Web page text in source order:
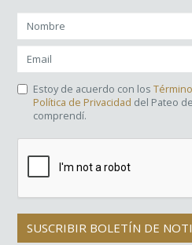
Estoy de acuerdo con los
Política de Privacidad del Pateo
comprendí.
SUSCRIBIR BOLETÍN DE